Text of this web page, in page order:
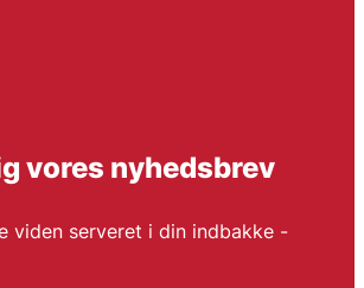
vores nyhedsbrev
viden serveret i din indbakke -